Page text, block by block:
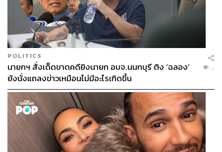
POLITICS
นายกฯ สั่งเด็ดขาดคดียิงนายก อบจ.นนทบุรี ติง ‘ฉลอง’
ยังนั่งแถลงข่าวเหมือนไม่มีอะไรเกิดขึ้น
...